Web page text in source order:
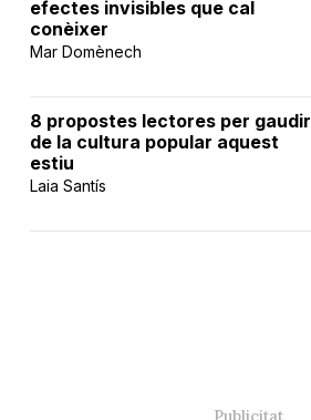
efectes invisibles que cal
conèixer
Mar Domènech
8 propostes lectores per gaudir
de la cultura popular aquest
estiu
Laia Santís